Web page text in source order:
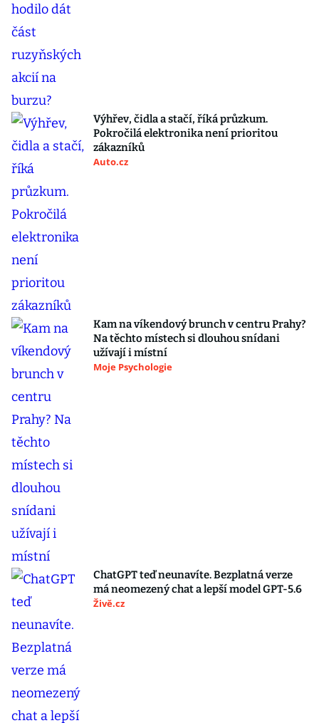
Výhřev, čidla a stačí, říká průzkum.
Pokročilá elektronika není prioritou
zákazníků
Auto.cz
Kam na víkendový brunch v centru Prahy?
Na těchto místech si dlouhou snídani
užívají i místní
Moje Psychologie
ChatGPT teď neunavíte. Bezplatná verze
má neomezený chat a lepší model GPT-5.6
Živě.cz